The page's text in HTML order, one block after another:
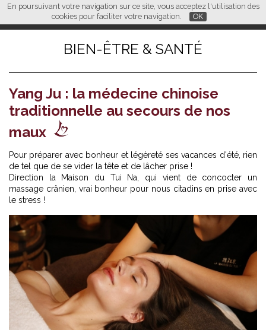
En poursuivant votre navigation sur ce site, vous acceptez l'utilisation des
cookies pour faciliter votre navigation.
OK
FR EN CN
L M
BIEN-ÊTRE & SANTÉ
Yang Ju : la médecine chinoise
traditionnelle au secours de nos
maux
Pour préparer avec bonheur et légèreté ses vacances d'été, rien
de tel que de se vider la tête et de lâcher prise !
Direction la Maison du Tui Na, qui vient de concocter un
massage crânien, vrai bonheur pour nous citadins en prise avec
le stress !